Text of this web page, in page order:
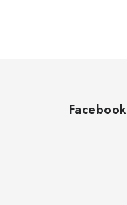
Facebook